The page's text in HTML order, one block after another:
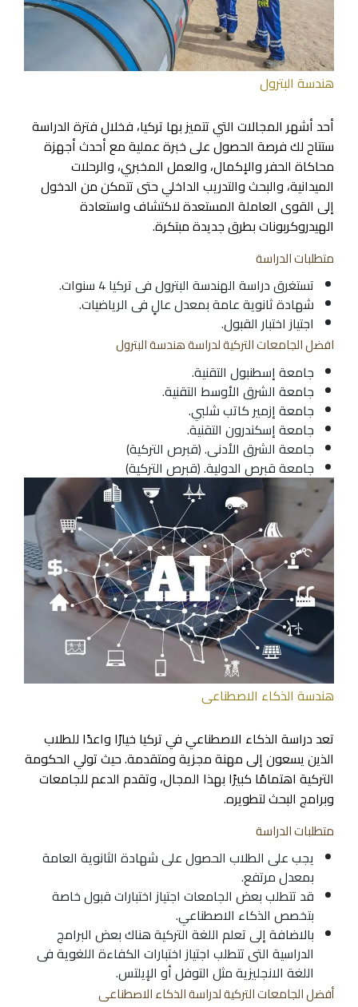
هندسة البترول
أحد أشهر المجالات التي تتميز بها تركيا، فخلال فترة الدراسة
ستتاح لك فرصة الحصول على خبرة عملية مع أحدث أجهزة
محاكاة الحفر والإكمال، والعمل المخبري، والرحلات
الميدانية، والبحث والتدريب الداخلي حتى تتمكن من الدخول
إلى القوى العاملة المستعدة لاكتشاف واستعادة
الهيدروكربونات بطرق جديدة مبتكرة.
متطلبات الدراسة
تستغرق دراسة الهندسة البترول فى تركيا 4 سنوات.
شهادة ثانوية عامة بمعدل عالٍ فى الرياضيات.
اجتياز اختبار القبول.
افضل الجامعات التركية لدراسة هندسة البترول
جامعة إسطنبول التقنية.
جامعة الشرق الأوسط التقنية.
جامعة إزمير كاتب شلبي.
جامعة إسكندرون التقنية.
جامعة الشرق الأدنى. (قبرص التركية)
جامعة قبرص الدولية. (قبرص التركية)
هندسة الذكاء الاصطناعى
تعد دراسة الذكاء الاصطناعي في تركيا خيارًا واعدًا للطلاب
الذين يسعون إلى مهنة مجزية ومتقدمة. حيث تولي الحكومة
التركية اهتمامًا كبيرًا بهذا المجال، وتقدم الدعم للجامعات
وبرامج البحث لتطويره.
متطلبات الدراسة
يجب على الطلاب الحصول على شهادة الثانوية العامة
بمعدل مرتفع.
قد تتطلب بعض الجامعات اجتياز اختبارات قبول خاصة
بتخصص الذكاء الاصطناعي.
بالاضافة إلى تعلم اللغة التركية هناك بعض البرامج
الدراسية التى تتطلب اجتياز اختبارات الكفاءة اللغوية فى
اللغة الانجليزية مثل التوفل أو الإيلتس.
أفضل الجامعات التركية لدراسة الذكاء الاصطناعى